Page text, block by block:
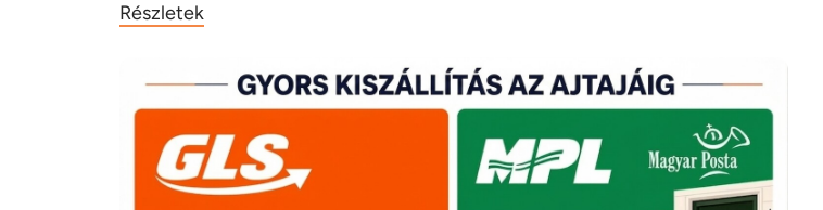
Részletek